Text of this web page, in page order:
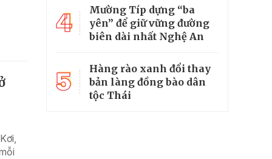
4
Mường Típ dựng “ba
yên” để giữ vững đường
biên dài nhất Nghệ An
5
Hàng rào xanh đổi thay
bản làng đồng bào dân
tộc Thái